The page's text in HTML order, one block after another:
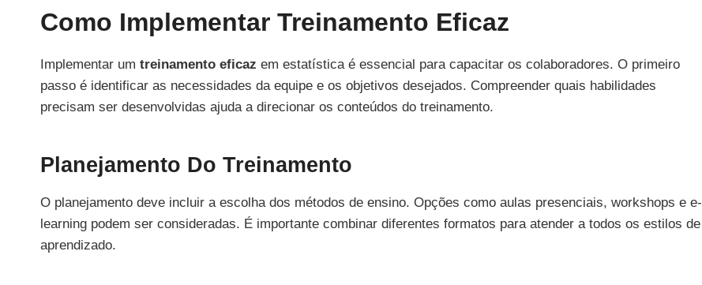
Como Implementar Treinamento Eficaz
Implementar um treinamento eficaz em estatística é essencial para capacitar os colaboradores. O primeiro
passo é identificar as necessidades da equipe e os objetivos desejados. Compreender quais habilidades
precisam ser desenvolvidas ajuda a direcionar os conteúdos do treinamento.
Planejamento Do Treinamento
O planejamento deve incluir a escolha dos métodos de ensino. Opções como aulas presenciais, workshops e e-
learning podem ser consideradas. É importante combinar diferentes formatos para atender a todos os estilos de
aprendizado.